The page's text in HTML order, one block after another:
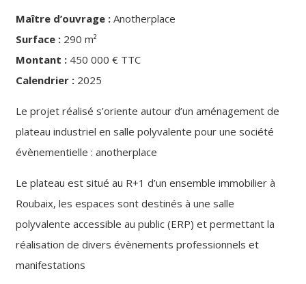
Maître d’ouvrage :Anotherplace
Surface :290 m²
Montant :450 000 € TTC
Calendrier :2025
Le projet réalisé s’oriente autour d’un aménagement de
plateau industriel en salle polyvalente pour une société
évènementielle : anotherplace
Le plateau est situé au R+1 d’un ensemble immobilier à
Roubaix, les espaces sont destinés à une salle
polyvalente accessible au public (ERP) et permettant la
réalisation de divers évènements professionnels et
manifestations